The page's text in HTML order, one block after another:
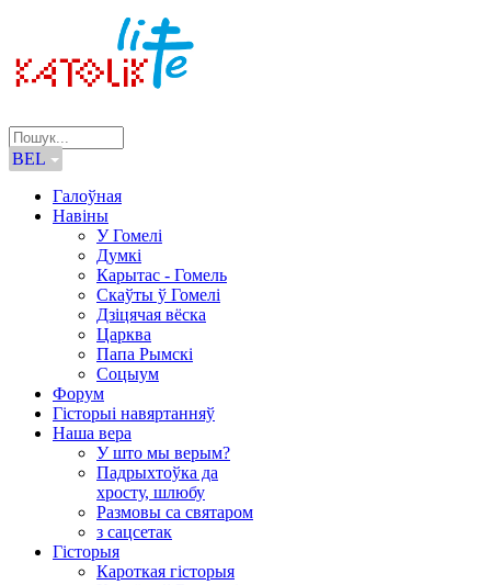
BEL
Галоўная
Навіны
У Гомелі
Думкі
Карытас - Гомель
Скаўты ў Гомелі
Дзіцячая вёска
Царква
Папа Рымскі
Соцыум
Форум
Гісторыі навяртанняў
Наша вера
У што мы верым?
Падрыхтоўка да
хросту, шлюбу
Размовы са святаром
з сацсетак
Гісторыя
Кароткая гісторыя